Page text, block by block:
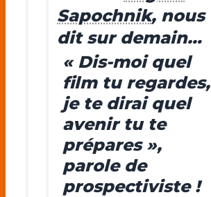
Sapochnik, nous
dit sur demain…
« Dis-moi quel
film tu regardes,
je te dirai quel
avenir tu te
prépares »,
parole de
prospectiviste !